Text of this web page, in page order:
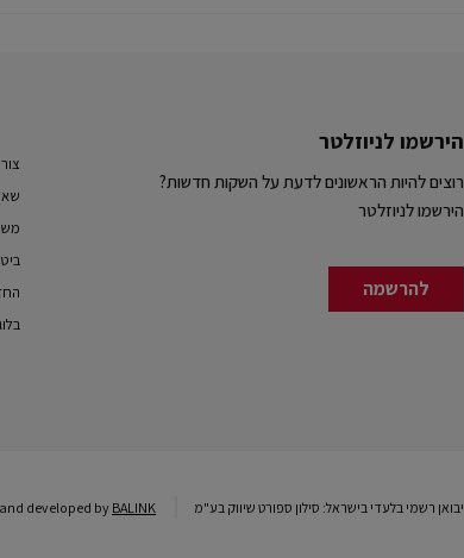
הירשמו לניוזלטר
רוצים להיות הראשונים לדעת על השקות חדשות?
הירשמו לניוזלטר
להרשמה
יבואן רשמי בלעדי בישראל: סילון ספורט שיווק בע"מ developed by BALINK